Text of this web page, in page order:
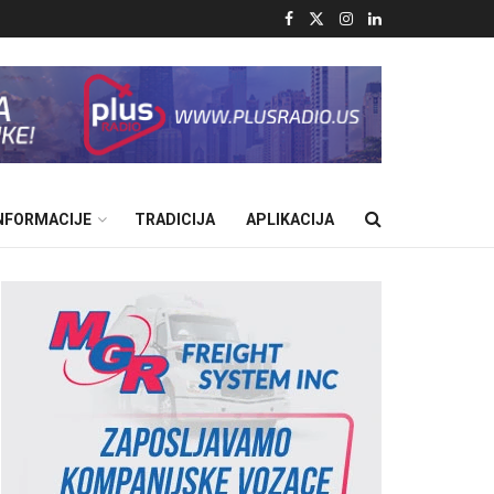
TRADICIJA APLIKACIJA